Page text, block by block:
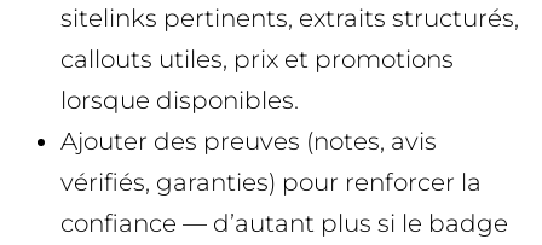
sitelinks pertinents, extraits structurés,
callouts utiles, prix et promotions
lorsque disponibles.
Ajouter des preuves (notes, avis
vérifiés, garanties) pour renforcer la
confiance — d’autant plus si le badge